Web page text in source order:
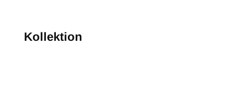
Kollektion